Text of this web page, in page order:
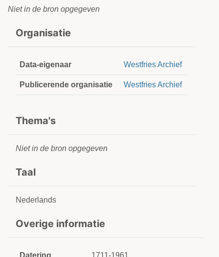
Niet in de bron opgegeven
Organisatie
Data-eigenaar Westfries Archief
Publicerende organisatie Westfries Archief
Thema's
Niet in de bron opgegeven
Taal
Nederlands
Overige informatie
Datering 1711-1961